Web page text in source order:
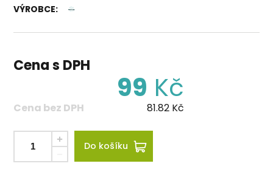
VÝROBCE:
Cena s DPH
99 Kč
Cena bez DPH 81.82 Kč
Do košíku